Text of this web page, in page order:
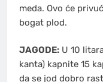
meda. Ovo će
bogat plod.
JAGODE: U 10
kanta) kapnite 15
da se jod dobro